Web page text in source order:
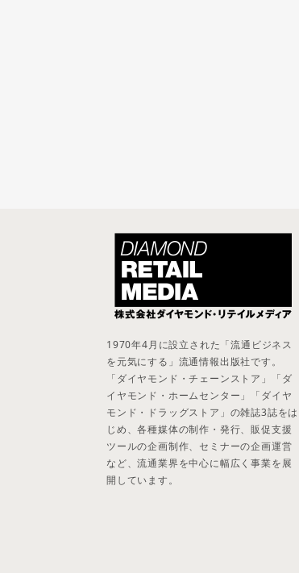
1970年4月に設立された「流通ビジネス
を元気にする」流通情報出版社です。
「ダイヤモンド・チェーンストア」「ダ
イヤモンド・ホームセンター」「ダイヤ
モンド・ドラッグストア」の雑誌3誌をは
じめ、各種媒体の制作・発行、販促支援
ツールの企画制作、セミナーの企画運営
など、流通業界を中心に幅広く事業を展
開しています。